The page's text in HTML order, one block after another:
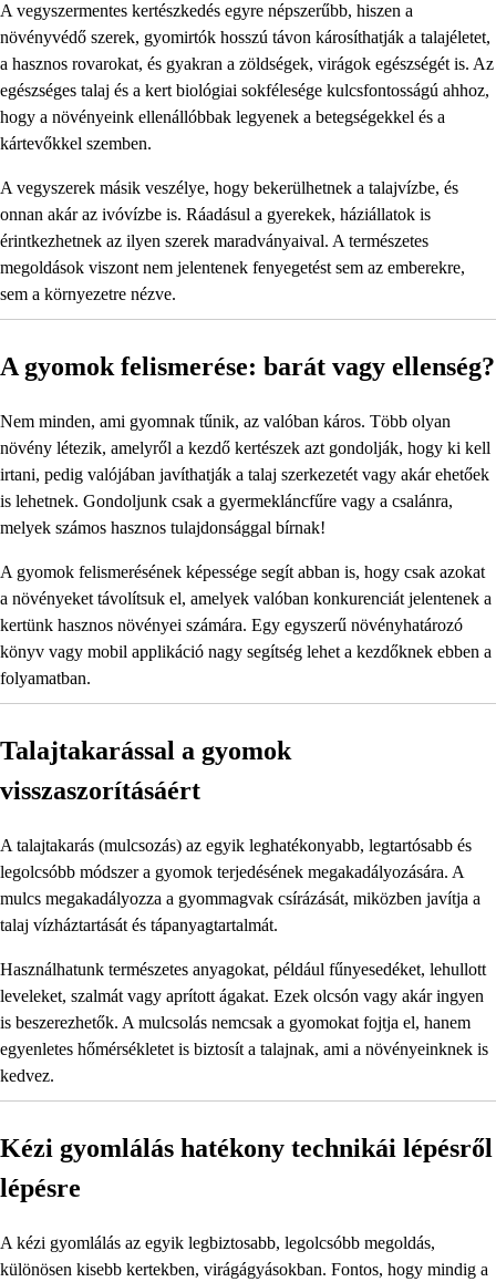
A vegyszermentes kertészkedés egyre népszerűbb, hiszen a
növényvédő szerek, gyomirtók hosszú távon károsíthatják a talajéletet,
a hasznos rovarokat, és gyakran a zöldségek, virágok egészségét is. Az
egészséges talaj és a kert biológiai sokfélesége kulcsfontosságú ahhoz,
hogy a növényeink ellenállóbbak legyenek a betegségekkel és a
kártevőkkel szemben.
A vegyszerek másik veszélye, hogy bekerülhetnek a talajvízbe, és
onnan akár az ivóvízbe is. Ráadásul a gyerekek, háziállatok is
érintkezhetnek az ilyen szerek maradványaival. A természetes
megoldások viszont nem jelentenek fenyegetést sem az emberekre,
sem a környezetre nézve.
A gyomok felismerése: barát vagy ellenség?
Nem minden, ami gyomnak tűnik, az valóban káros. Több olyan
növény létezik, amelyről a kezdő kertészek azt gondolják, hogy ki kell
irtani, pedig valójában javíthatják a talaj szerkezetét vagy akár ehetőek
is lehetnek. Gondoljunk csak a gyermekláncfűre vagy a csalánra,
melyek számos hasznos tulajdonsággal bírnak!
A gyomok felismerésének képessége segít abban is, hogy csak azokat
a növényeket távolítsuk el, amelyek valóban konkurenciát jelentenek a
kertünk hasznos növényei számára. Egy egyszerű növényhatározó
könyv vagy mobil applikáció nagy segítség lehet a kezdőknek ebben a
folyamatban.
Talajtakarással a gyomok
visszaszorításáért
A talajtakarás (mulcsozás) az egyik leghatékonyabb, legtartósabb és
legolcsóbb módszer a gyomok terjedésének megakadályozására. A
mulcs megakadályozza a gyommagvak csírázását, miközben javítja a
talaj vízháztartását és tápanyagtartalmát.
Használhatunk természetes anyagokat, például fűnyesedéket, lehullott
leveleket, szalmát vagy aprított ágakat. Ezek olcsón vagy akár ingyen
is beszerezhetők. A mulcsolás nemcsak a gyomokat fojtja el, hanem
egyenletes hőmérsékletet is biztosít a talajnak, ami a növényeinknek is
kedvez.
Kézi gyomlálás hatékony technikái lépésről
lépésre
A kézi gyomlálás az egyik legbiztosabb, legolcsóbb megoldás,
különösen kisebb kertekben, virágágyásokban. Fontos, hogy mindig a